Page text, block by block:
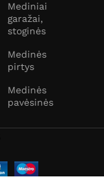
Mediniai
garažai,
stoginės
Medinės
pirtys
Medinės
pavėsinės